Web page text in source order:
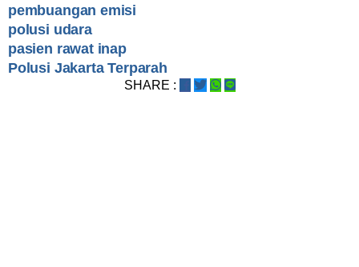
pembuangan emisi
polusi udara
pasien rawat inap
Polusi Jakarta Terparah
SHARE :